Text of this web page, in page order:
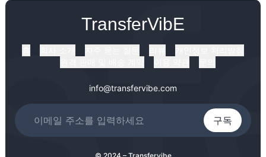
TransferVibE
info@transfervibe.com
구독